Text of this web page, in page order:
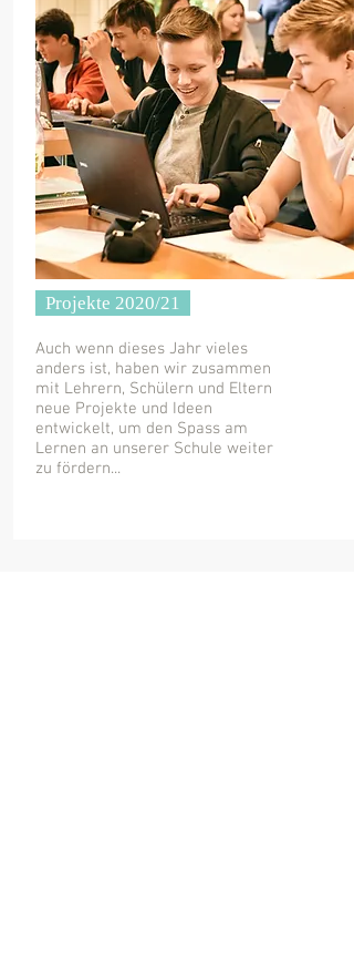
Projekte 2020/21
Auch wenn dieses Jahr vieles
anders ist, haben wir zusammen
mit Lehrern, Schülern und Eltern
neue Projekte und Ideen
entwickelt, um den Spass am
Lernen an unserer Schule weiter
zu fördern...